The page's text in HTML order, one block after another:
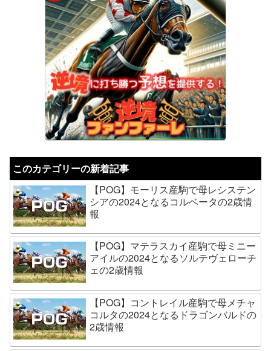
このカテゴリーの新着記事
【POG】モーリス産駒で母レシステン
シアの2024となるコルベータの2歳情
報
【POG】マテラスカイ産駒で母ミニー
アイルの2024となるソルテヴェローチ
ェの2歳情報
【POG】コントレイル産駒で母メチャ
コルタの2024となるドラゴンバルドの
2歳情報